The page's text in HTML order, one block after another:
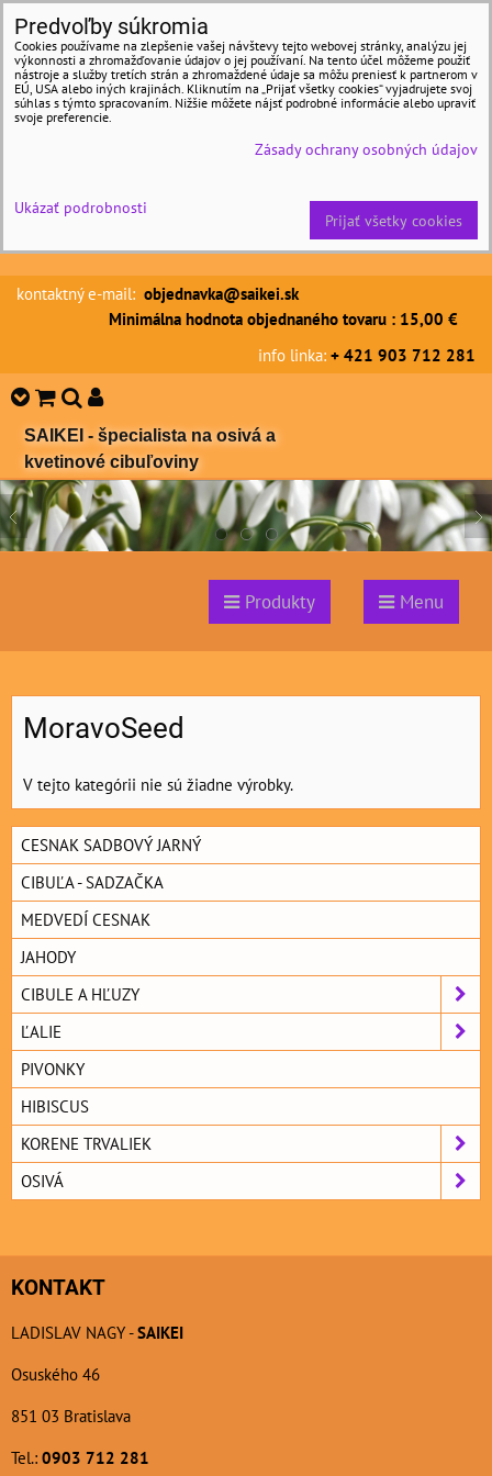
kontaktný e-mail: objednavka@saikei.sk
Minimálna hodnota objednaného tovaru : 15,00 €
info linka: + 421 903 712 281
SAIKEI - špecialista na osivá a
kvetinové cibuľoviny
Produkty Menu
MoravoSeed
V tejto kategórii nie sú žiadne výrobky.
CESNAK SADBOVÝ JARNÝ
CIBUĽA - SADZAČKA
MEDVEDÍ CESNAK
JAHODY
CIBULE A HĽUZY
ĽALIE
PIVONKY
HIBISCUS
KORENE TRVALIEK
OSIVÁ
KONTAKT
LADISLAV NAGY -SAIKEI
Osuského 46
851 03 Bratislava
Tel.: 0903 712 281
Predvoľby súkromia
Cookies používame na zlepšenie vašej návštevy tejto webovej stránky, analýzu jej
výkonnosti a zhromažďovanie údajov o jej používaní. Na tento účel môžeme použiť
nástroje a služby tretích strán a zhromaždené údaje sa môžu preniesť k partnerom v
EÚ, USA alebo iných krajinách. Kliknutím na „Prijať všetky cookies“ vyjadrujete svoj
súhlas s týmto spracovaním. Nižšie môžete nájsť podrobné informácie alebo upraviť
svoje preferencie.
Zásady ochrany osobných údajov
Ukázať podrobnosti
Prijať všetky cookies